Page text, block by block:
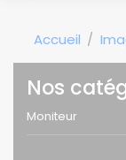
Accueil
Nos
Moniteur